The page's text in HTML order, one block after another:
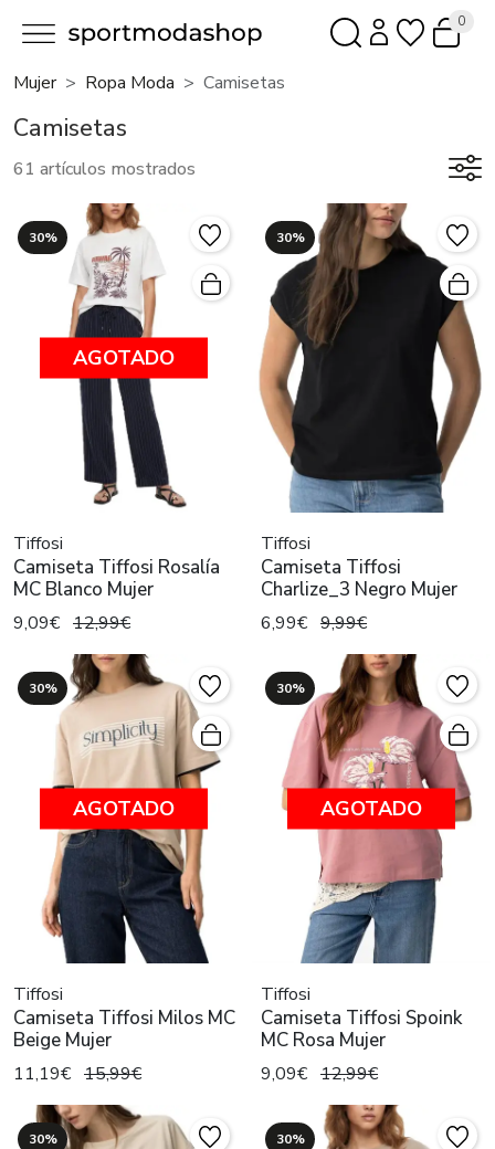
0
Mujer Ropa Moda Camisetas
Camisetas
61 artículos mostrados
30%
AGOTADO
Tiffosi
Camiseta Tiffosi Rosalía
MC Blanco Mujer
9,09€ 12,99€
30%
Tiffosi
Camiseta Tiffosi
Charlize_3 Negro Mujer
6,99€ 9,99€
30%
AGOTADO
Tiffosi
Camiseta Tiffosi Milos MC
Beige Mujer
11,19€ 15,99€
30%
AGOTADO
Tiffosi
Camiseta Tiffosi Spoink
MC Rosa Mujer
9,09€ 12,99€
30% 30%